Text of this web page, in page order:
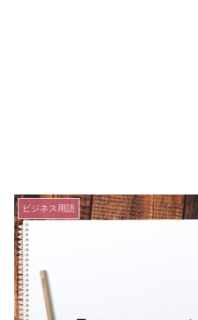
ビジネス用語